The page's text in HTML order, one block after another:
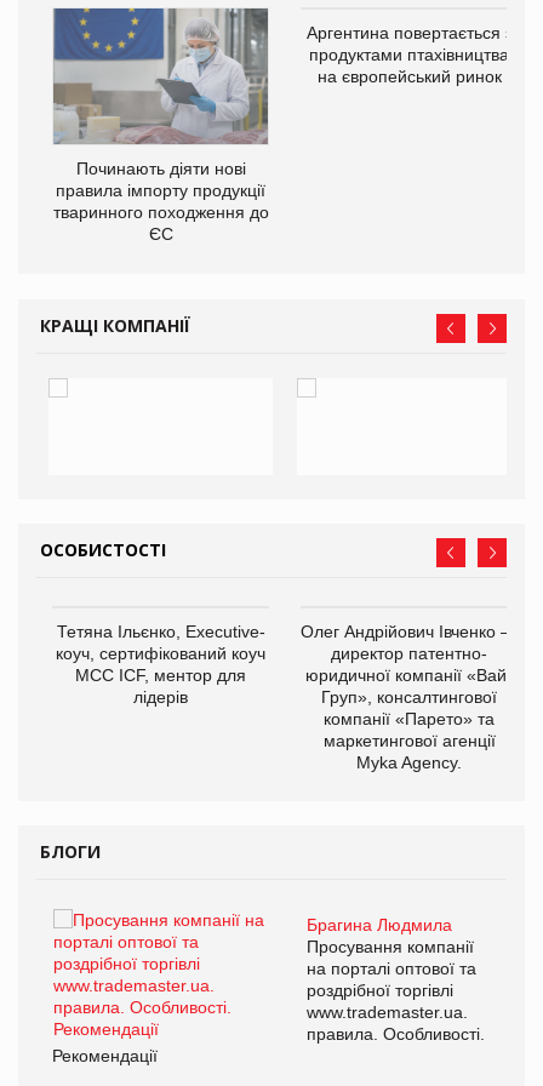
Починають діяти нові
правила імпорту продукції
тваринного походження до
ЄС
Аргентина повертається з
продуктами птахівництва
на європейський ринок
КРАЩІ КОМПАНІЇ
ОСОБИСТОСТІ
Тетяна Ільєнко, Executive-
коуч, сертифікований коуч
МСС ICF, ментор для
лідерів
Олег Андрійович Івченко —
директор патентно-
юридичної компанії «Вайз
Груп», консалтингової
компанії «Парето» та
маркетингової агенції
Myka Agency.
БЛОГИ
Брагина Людмила
Просування компанії
на порталі оптової та
роздрібної торгівлі
www.trademaster.ua.
правила. Особливості.
Рекомендації